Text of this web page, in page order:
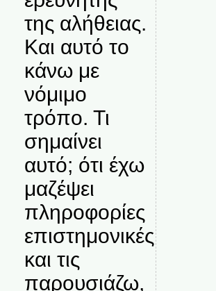
της αλήθειας.
Και αυτό το
κάνω με
νόμιμο
τρόπο. Τι
σημαίνει
αυτό; ότι έχω
μαζέψει
πληροφορίες
επιστημονικές
και τις
παρουσιάζω,